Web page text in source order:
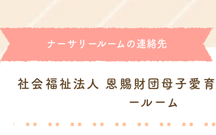
ナーサリールームの連絡先
社会福祉法人 恩賜財団母子愛
ールーム